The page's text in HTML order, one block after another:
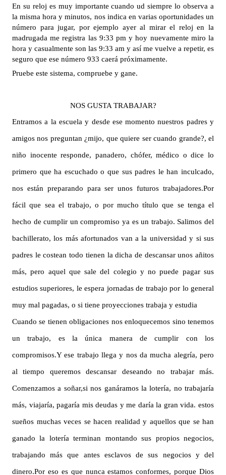
En su reloj es muy importante cuando ud siempre lo observa a
la misma hora y minutos, nos indica en varias oportunidades un
número para jugar, por ejemplo ayer al mirar el reloj en la
madrugada me registra las 9:33 pm y hoy nuevamente miro la
hora y casualmente son las 9:33 am y así me vuelve a repetir, es
seguro que ese número 933 caerá próximamente.
Pruebe este sistema, compruebe y gane.
NOS GUSTA TRABAJAR?
Entramos a la escuela y desde ese momento nuestros padres y
amigos nos preguntan ¿mijo, que quiere ser cuando grande?, el
niño inocente responde, panadero, chófer, médico o dice lo
primero que ha escuchado o que sus padres le han inculcado,
nos están preparando para ser unos futuros trabajadores.Por
fácil que sea el trabajo, o por mucho título que se tenga el
hecho de cumplir un compromiso ya es un trabajo. Salimos del
bachillerato, los más afortunados van a la universidad y si sus
padres le costean todo tienen la dicha de descansar unos añitos
más, pero aquel que sale del colegio y no puede pagar sus
estudios superiores, le espera jornadas de trabajo por lo general
muy mal pagadas, o si tiene proyecciones trabaja y estudia
Cuando se tienen obligaciones nos enloquecemos sino tenemos
un trabajo, es la única manera de cumplir con los
compromisos.Y ese trabajo llega y nos da mucha alegría, pero
al tiempo queremos descansar deseando no trabajar más.
Comenzamos a soñar,si nos ganáramos la lotería, no trabajaría
más, viajaría, pagaría mis deudas y me daría la gran vida. estos
sueños muchas veces se hacen realidad y aquellos que se han
ganado la lotería terminan montando sus propios negocios,
trabajando más que antes esclavos de sus negocios y del
dinero.Por eso es que nunca estamos conformes, porque Dios